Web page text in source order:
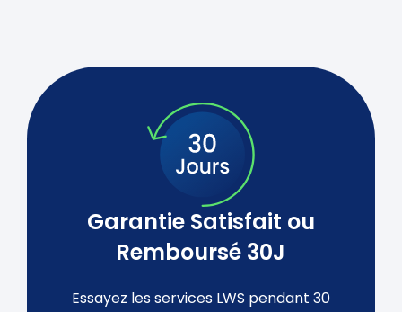
Garantie Satisfait ou
Remboursé 30J
Essayez les services LWS pendant 30